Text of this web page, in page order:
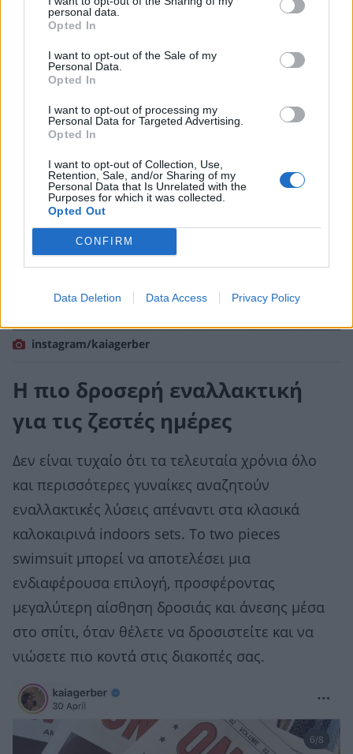
personal data.
Opted In
I want to opt-out of the Sale of my
Personal Data.
Opted In
I want to opt-out of processing my
Personal Data for Targeted Advertising.
Opted In
I want to opt-out of Collection, Use,
Retention, Sale, and/or Sharing of my
Personal Data that Is Unrelated with the
Purposes for which it was collected.
Opted Out
CONFIRM
Data Deletion Data Access Privacy Policy
instagram/kaiagerber
Η πιο δροσερή εναλλακτική
για τις ζεστές ημέρες
Δεν είναι τυχαίο ότι τα τελευταία χρόνια όλο
και περισσότερες γυναίκες αναζητούν
εναλλακτικές λύσεις απέναντι στα κλασικά
καλοκαιρινά indoors sets. Το two pieces
swimsuit μπορεί να αποτελέσει μια
ενδιαφέρουσα επιλογή, προσφέροντας
μεγαλύτερη αίσθηση δροσιάς και άνεσης μέσα
στο σπίτι, όταν θέλετε να δροσιστείτε και να
νιώσετε πιο κοντά στις διακοπές σας.